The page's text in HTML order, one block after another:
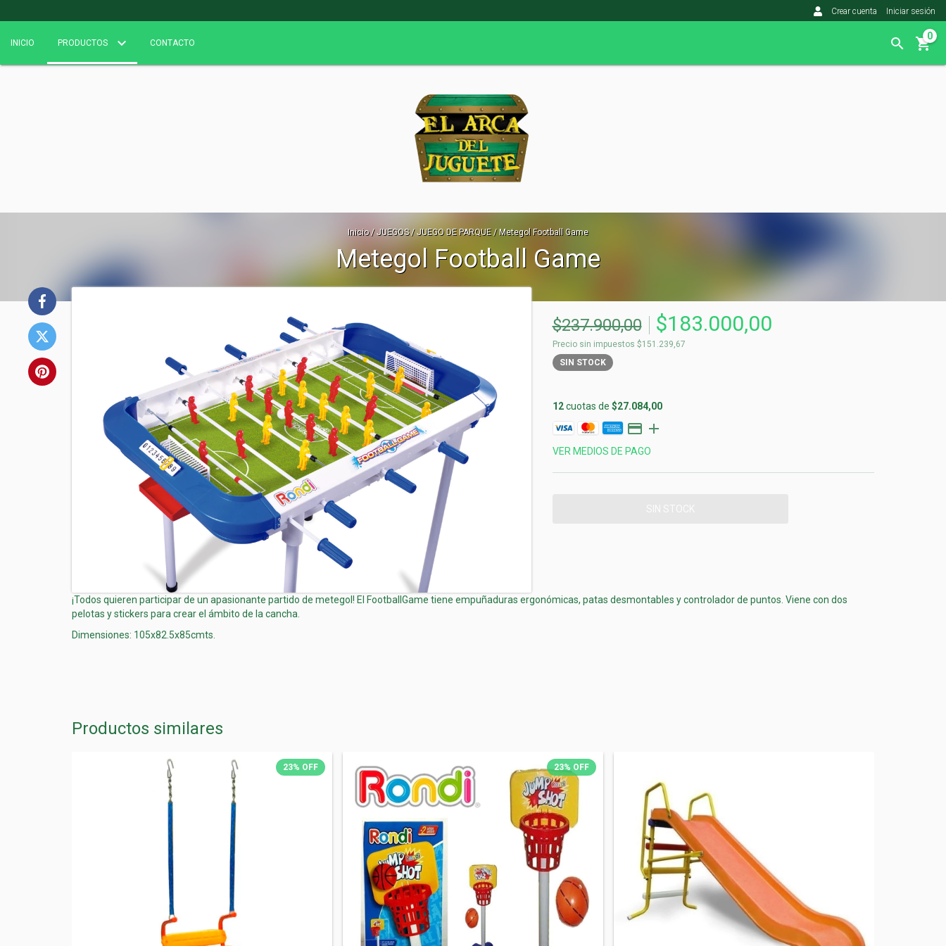
Crear cuenta Iniciar sesión
INICIO PRODUCTOS CONTACTO
0
Inicio / JUEGOS / JUEGO DE PARQUE/ Metegol Football Game
Metegol Football Game
$237.900,00 $183.000,00
Precio sin impuestos $151.239,67
SIN STOCK
12cuotas de $27.084,00
VER MEDIOS DE PAGO
¡Todos quieren participar de un apasionante partido de metegol! El FootballGame tiene empuñaduras ergonómicas, patas desmontables y controlador de puntos. Viene con dos
pelotas y stickers para crear el ámbito de la cancha.
Dimensiones: 105x82.5x85cmts.
Productos similares
23% OFF 23% OFF